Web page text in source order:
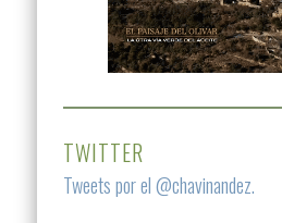
TWITTER
Tweets por el @chavinandez.